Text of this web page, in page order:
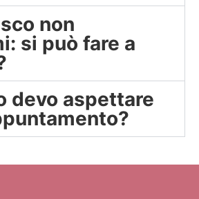
non
si può fare a
devo aspettare